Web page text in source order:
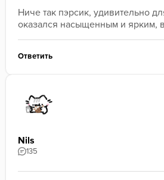
Ниче так пэрсик, удивительно
оказался насыщенным и ярким,
Ответить
Nils
135